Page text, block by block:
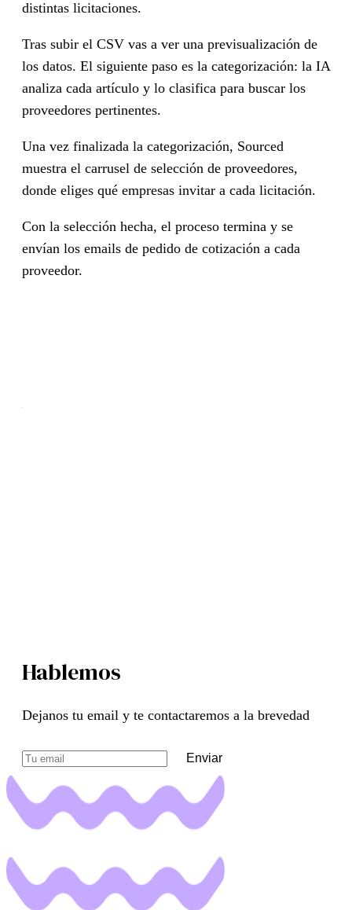
distintas licitaciones.
Tras subir el CSV vas a ver una previsualización de
los datos. El siguiente paso es la categorización: la IA
analiza cada artículo y lo clasifica para buscar los
proveedores pertinentes.
Una vez finalizada la categorización, Sourced
muestra el carrusel de selección de proveedores,
donde eliges qué empresas invitar a cada licitación.
Con la selección hecha, el proceso termina y se
envían los emails de pedido de cotización a cada
proveedor.
Hablemos
Dejanos tu email y te contactaremos a la brevedad
Enviar